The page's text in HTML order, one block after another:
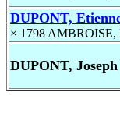
DUPONT,
× 1798 AMBROISE,
DUPONT,